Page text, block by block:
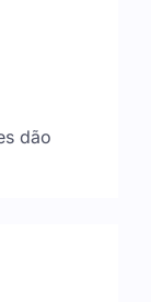
dão